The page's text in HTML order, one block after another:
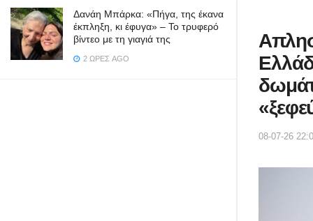
Δανάη Μπάρκα: «Πήγα, της έκανα
έκπληξη, κι έφυγα» – Το τρυφερό
βίντεο με τη γιαγιά της
2 ΏΡΕΣ AGO
08-07-26